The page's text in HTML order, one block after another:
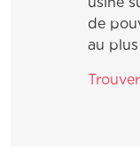
Comment
Quels sont
de
au